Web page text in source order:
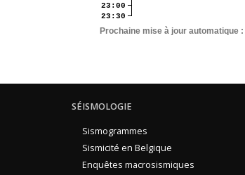
23:00
23:30
Prochaine mise à jour automatique :
SÉISMOLOGIE
Sismogrammes
Sismicité en Belgique
Enquêtes macrosismiques